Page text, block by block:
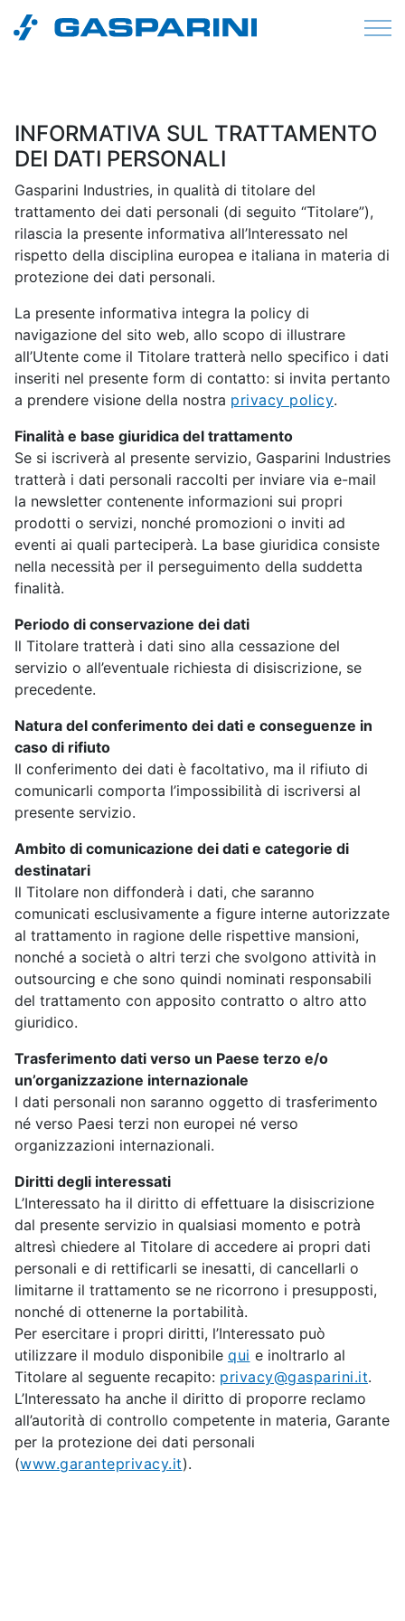
Vai al contenuto
INFORMATIVA SUL TRATTAMENTO
DEI DATI PERSONALI
Gasparini Industries, in qualità di titolare del
trattamento dei dati personali (di seguito “Titolare”),
rilascia la presente informativa all’Interessato nel
rispetto della disciplina europea e italiana in materia di
protezione dei dati personali.
La presente informativa integra la policy di
navigazione del sito web, allo scopo di illustrare
all’Utente come il Titolare tratterà nello specifico i dati
inseriti nel presente form di contatto: si invita pertanto
a prendere visione della nostra privacy policy.
Finalità e base giuridica del trattamento
Se si iscriverà al presente servizio, Gasparini Industries
tratterà i dati personali raccolti per inviare via e-mail
la newsletter contenente informazioni sui propri
prodotti o servizi, nonché promozioni o inviti ad
eventi ai quali parteciperà. La base giuridica consiste
nella necessità per il perseguimento della suddetta
finalità.
Periodo di conservazione dei dati
Il Titolare tratterà i dati sino alla cessazione del
servizio o all’eventuale richiesta di disiscrizione, se
precedente.
Natura del conferimento dei dati e conseguenze in
caso di rifiuto
Il conferimento dei dati è facoltativo, ma il rifiuto di
comunicarli comporta l’impossibilità di iscriversi al
presente servizio.
Ambito di comunicazione dei dati e categorie di
destinatari
Il Titolare non diffonderà i dati, che saranno
comunicati esclusivamente a figure interne autorizzate
al trattamento in ragione delle rispettive mansioni,
nonché a società o altri terzi che svolgono attività in
outsourcing e che sono quindi nominati responsabili
del trattamento con apposito contratto o altro atto
giuridico.
Trasferimento dati verso un Paese terzo e/o
un’organizzazione internazionale
I dati personali non saranno oggetto di trasferimento
né verso Paesi terzi non europei né verso
organizzazioni internazionali.
Diritti degli interessati
L’Interessato ha il diritto di effettuare la disiscrizione
dal presente servizio in qualsiasi momento e potrà
altresì chiedere al Titolare di accedere ai propri dati
personali e di rettificarli se inesatti, di cancellarli o
limitarne il trattamento se ne ricorrono i presupposti,
nonché di ottenerne la portabilità.
Per esercitare i propri diritti, l’Interessato può
utilizzare il modulo disponibile qui e inoltrarlo al
Titolare al seguente recapito: privacy@gasparini.it.
L’Interessato ha anche il diritto di proporre reclamo
all’autorità di controllo competente in materia, Garante
per la protezione dei dati personali
(www.garanteprivacy.it).